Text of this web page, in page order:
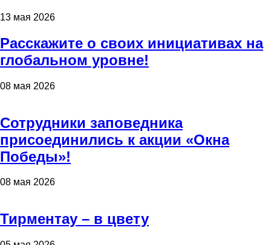
13 мая 2026
Расскажите о своих инициативах на
глобальном уровне!
08 мая 2026
Сотрудники заповедника
присоединились к акции «Окна
Победы»!
08 мая 2026
Тирментау – в цвету